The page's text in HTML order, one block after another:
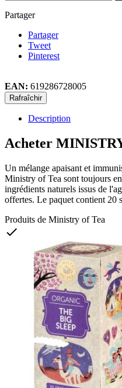
Partager
Partager
Tweet
Pinterest
EAN: 619286728005
Description
Acheter
Un mélange apaisant et
Ministry of Tea sont toujours
ingrédients naturels issus de
offertes. Le paquet contient 20
Produits de Ministry of Tea
